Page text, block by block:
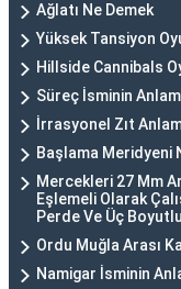
Ağlatı Ne Demek
Yüksek Tansiyon
Hillside Cannibals
Süreç İsminin
İrrasyonel Zıt
Başlama Meridyeni
Mercekleri 27 Mm
Eşlemeli Olarak
Perde Ve Üç
Ordu Muğla Arası
Namigar İsminin